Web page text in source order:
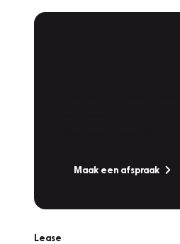
Maak een afspraak
Lease